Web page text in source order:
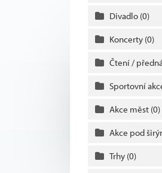
Divadlo (0)
Koncerty (0)
Čtení /
Sportovní
Akce měst (0)
Akce pod
Trhy (0)